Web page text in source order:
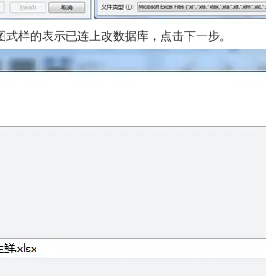
样的表示已连上改数据库，点击下一步。